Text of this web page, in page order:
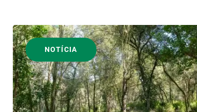
NOTÍCIA